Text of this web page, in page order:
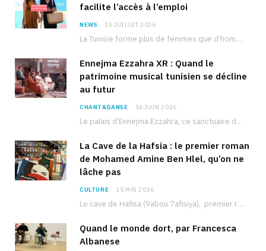
facilite l’accès à l’emploi
NEWS 15 JUILLET 2026
La Tunisie forme plus de femmes que d’hommes dans les filières scientifiques. Pourtant, pour beaucoup…
Ennejma Ezzahra XR : Quand le
patrimoine musical tunisien se décline
au futur
CHANT&DANSE 16 JUIN 2026
Le palais d’Ennejma Ezzahra, ce sanctuaire de la musique tunisienne et méditerranéenne construit par le…
La Cave de la Hafsia : le premier roman
de Mohamed Amine Ben Hlel, qu’on ne
lâche pas
CULTURE 15 MAI 2026
Le cave de Hafisa (9abou 7afisiya), premier roman du journaliste tunisien Mohamed Amine Ben Hlel,…
Quand le monde dort, par Francesca
Albanese